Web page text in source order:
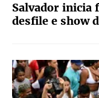
Salvador inicia
desfile e show